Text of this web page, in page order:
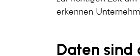
erkennen
Daten sind